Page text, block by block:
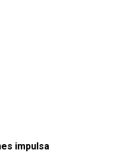
impulsa